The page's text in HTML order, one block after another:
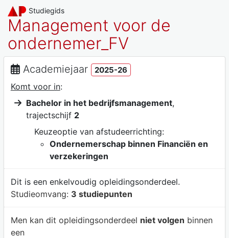
Studiegids
Management voor de
ondernemer_FV
Academiejaar 2025-26
Komt voor in:
Bachelor in het bedrijfsmanagement,
trajectschijf 2
Keuzeoptie van afstudeerrichting:
Ondernemerschap binnen Financiën en
verzekeringen
Dit is een enkelvoudig opleidingsonderdeel.
Studieomvang: 3 studiepunten
Men kan dit opleidingsonderdeel niet volgen binnen
een